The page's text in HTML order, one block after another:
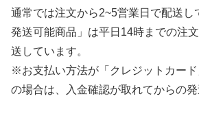
通常では注文から2~5営業日で配送し
発送可能商品」は平日14時までの注
送しています。
※お支払い方法が「クレジットカー
の場合は、入金確認が取れてからの発